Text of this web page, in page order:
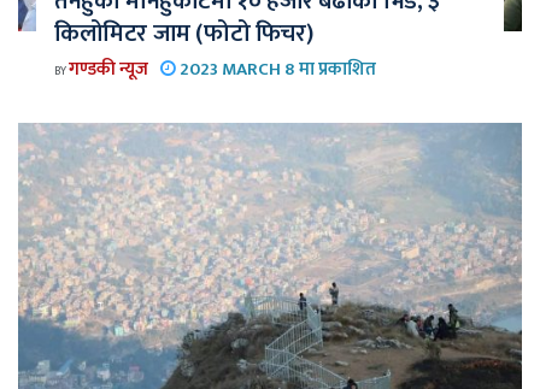
किलोमिटर जाम (फोटो फिचर)
BYगण्डकी न्यूज 2023 MARCH 8 मा प्रकाशित